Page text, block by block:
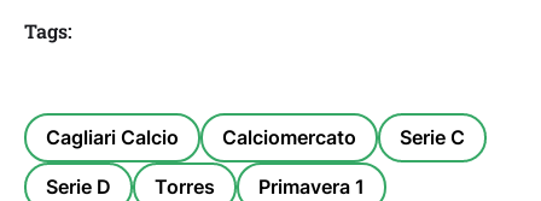
Tags:
Cagliari Calcio Calciomercato Serie C
Serie D Torres Primavera 1